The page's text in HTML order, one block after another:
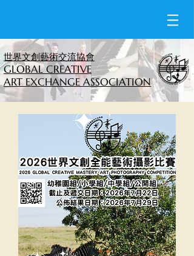
世界文創藝術交流協會
GLOBAL CREATIVE
ART EXCHANGE ASSOCIATION